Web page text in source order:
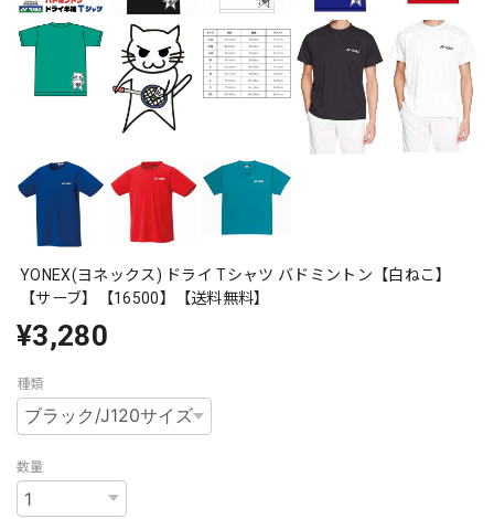
YONEX(ヨネックス) ドライ Tシャツ バドミントン【白ねこ】
【サーブ】【16500】【送料無料】
¥3,280
種類
数量